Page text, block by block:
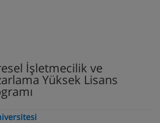
İşletmecilik ve
Yüksek Lisans